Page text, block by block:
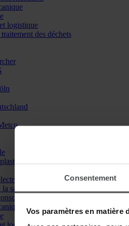
Consentement
Vos paramètres en matière
logistique
des déchets
santé